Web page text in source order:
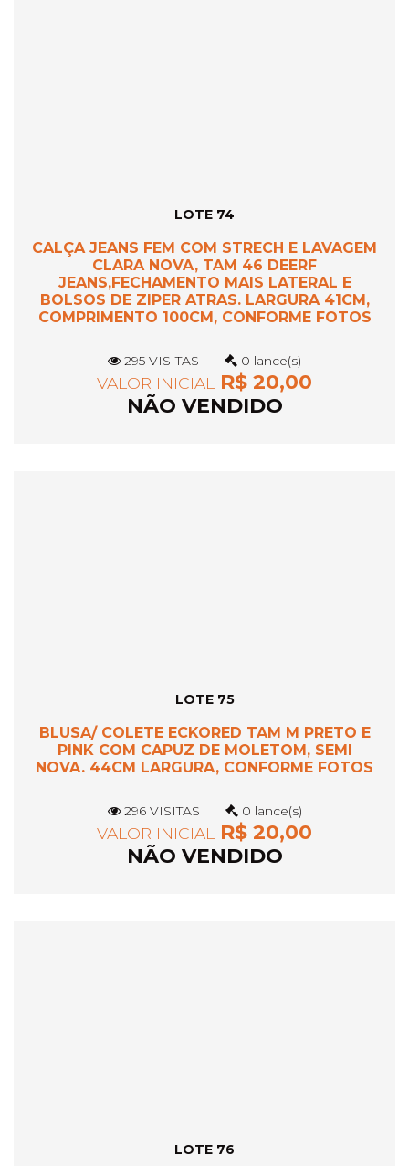
LOTE 74
CALÇA JEANS FEM COM STRECH E LAVAGEM
CLARA NOVA, TAM 46 DEERF
JEANS,FECHAMENTO MAIS LATERAL E
BOLSOS DE ZIPER ATRAS. LARGURA 41CM,
COMPRIMENTO 100CM, CONFORME FOTOS
295 VISITAS 0 lance(s)
VALOR INICIAL
R$ 20,00
NÃO VENDIDO
LOTE 75
BLUSA/ COLETE ECKORED TAM M PRETO E
PINK COM CAPUZ DE MOLETOM, SEMI
NOVA. 44CM LARGURA, CONFORME FOTOS
296 VISITAS 0 lance(s)
VALOR INICIAL
R$ 20,00
NÃO VENDIDO
LOTE 76